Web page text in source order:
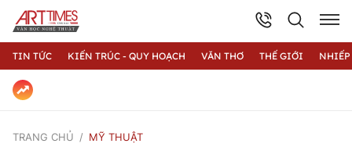
TIN TỨC KIẾN TRÚC - QUY HOẠCH VĂN THƠ THẾ GIỚI
TRANG CHỦ MỸ THUẬT